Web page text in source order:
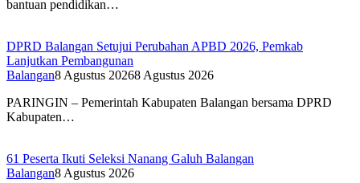
bantuan pendidikan…
DPRD Balangan Setujui Perubahan APBD 2026, Pemkab
Lanjutkan Pembangunan
Balangan8 Agustus 20268 Agustus 2026
PARINGIN – Pemerintah Kabupaten Balangan bersama DPRD
Kabupaten…
61 Peserta Ikuti Seleksi Nanang Galuh Balangan
Balangan8 Agustus 2026